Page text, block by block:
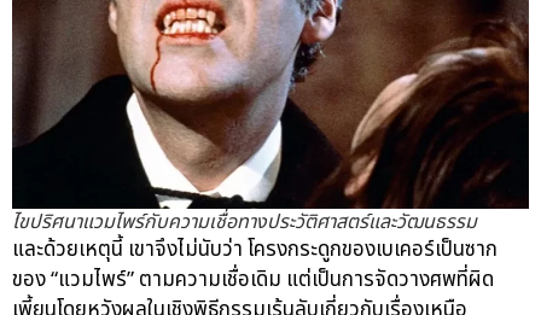
ไขปริศนาแวมไพร์กับความเชื่อทางประวัติศาสตร์และวัฒนธรรม
และด้วยเหตุนี้ เขาจึงไม่นับว่า โครงกระดูกของเบเคอร์เป็นซาก
ของ “แวมไพร์” ตามความเชื่อเดิม แต่เป็นการจัดวางศพที่ผิด